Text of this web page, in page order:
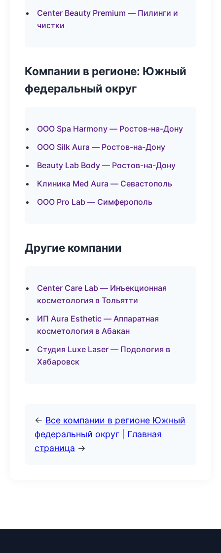
Center Beauty Premium — Пилинги и
чистки
Компании в регионе: Южный
федеральный округ
ООО Spa Harmony — Ростов-на-Дону
ООО Silk Aura — Ростов-на-Дону
Beauty Lab Body — Ростов-на-Дону
Клиника Med Aura — Севастополь
ООО Pro Lab — Симферополь
Другие компании
Center Care Lab — Инъекционная
косметология в Тольятти
ИП Aura Esthetic — Аппаратная
косметология в Абакан
Студия Luxe Laser — Подология в
Хабаровск
← Все компании в регионе Южный
федеральный округ
Главная
страница →